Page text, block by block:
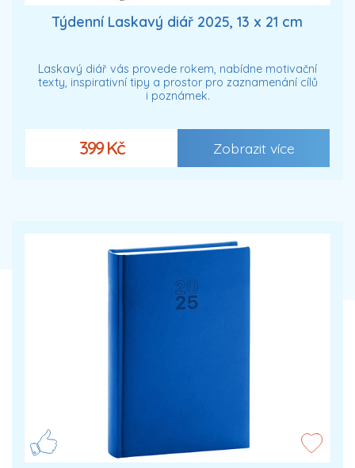
Týdenní Laskavý diář 2025, 13 x 21 cm
Laskavý diář vás provede rokem, nabídne motivační
texty, inspirativní tipy a prostor pro zaznamenání cílů
i poznámek.
399 Kč Zobrazit více